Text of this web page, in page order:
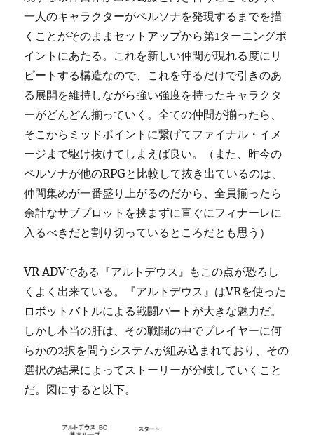
一人のキャラクターがペルソナを発現するまでを描
くことがそのままセットアップから第1ターニングポ
イントにあたる。これを新しい仲間が現れる度にリ
ピートする構造なので、これを守るだけで引きのあ
る展開を維持しながら強い強度を持ったキャラクタ
ーがどんどん揃っていく。全ての仲間が揃ったら、
そこからミッドポイントに繋げてファイナル・イメ
ージまで駆け抜けてしまえば良い。（また、昨今の
ペルソナが他のRPGと比較して抜き出ているのは、
仲間集めが一番盛り上がるのだから、全員揃ったら
余計なサブプロットを挟まずに直ぐにフィナーレに
入るべきだと割り切っているところだとも思う）
VR ADVである『アルトデウス』もこの点が恐ろし
くよく出来ている。『アルトデウス』はVRを使った
ロボットバトルによる戦闘パートが大きな魅力だ。
しかし本当の肝は、その戦闘の中でプレイヤーに何
らかの2択を問うシステムが組み込まれており、その
選択の結果によってストーリーが分岐していくこと
だ。図にすると以下。